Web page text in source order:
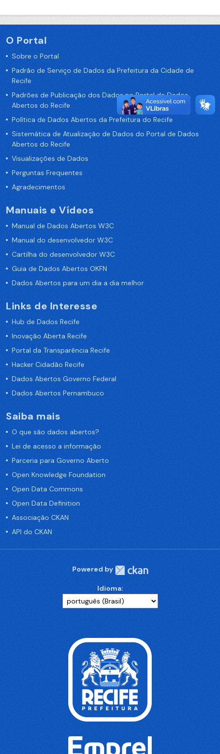
O Portal
Sobre o Portal
Padrão de Serviço de Dados da Prefeitura da Cidade de
Recife
Padrões de Publicação dos Dados no Portal de Dados
Abertos do Recife
Política de Dados Abertos da Prefeitura do Recife
Sistemática de Atualização de Dados do Portal de Dados
Abertos do Recife
Visualizações de Dados
Perguntas Frequentes
Agradecimentos
Manuais e Vídeos
Manual de Dados Abertos W3C
Manual do desenvolvedor W3C
Cartilha do desenvolvedor W3C
Guia de Dados Abertos OKFN
Dados Abertos para um dia a dia melhor
Links de Interesse
Hub de Dados Recife
Inovação Aberta Recife
Portal da Transparência Recife
Hacker Cidadão Recife
Dados Abertos Governo Federal
Dados Abertos Pernambuco
Saiba mais
O que são dados abertos?
Lei de acesso a informação
Parceria para Governo Aberto
Open Knowledge Foundation
Open Data Commons
Open Data Definition
Associação CKAN
API do CKAN
Powered by
Idioma